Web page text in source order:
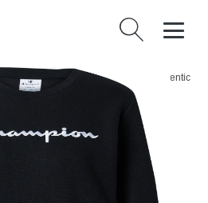
Vyhledávání
/Mikiny
Mikina Champion Authentic
/ bílá